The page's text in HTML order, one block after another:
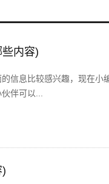
内容)
信息比较感兴趣，现在小
伴可以...